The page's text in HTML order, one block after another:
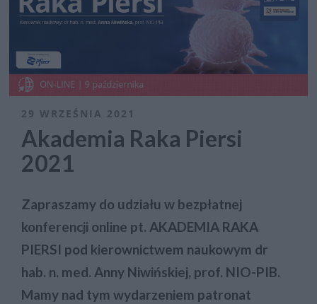
29 WRZEŚNIA 2021
Akademia Raka Piersi
2021
Zapraszamy do udziału w bezpłatnej
konferencji online pt. AKADEMIA RAKA
PIERSI pod kierownictwem naukowym dr
hab. n. med. Anny Niwińskiej, prof. NIO-PIB.
Mamy nad tym wydarzeniem patronat